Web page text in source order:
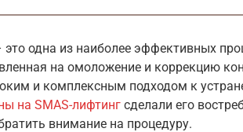
это одна из наиболее эффективных
на омоложение и коррекцию
и комплексным подходом к
на SMAS-лифтинг сделали его
внимание на процедуру.